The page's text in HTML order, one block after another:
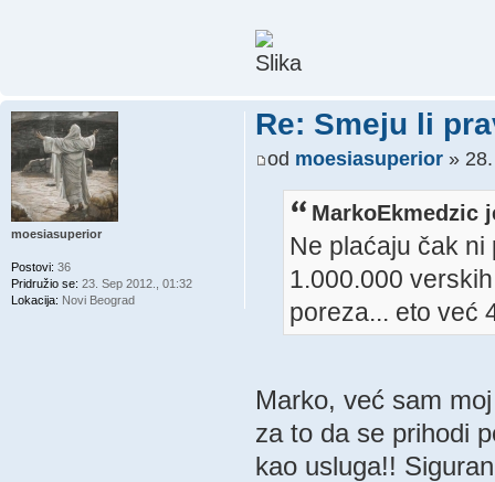
Re: Smeju li
od moesiasuperior» 28.
MarkoEkmedzic
Ne plaćaju čak
1.000.000
poreza... eto već
Marko, već sam
za to da se prihodi
kao usluga!!
moesiasuperior
Postovi: 36
Pridružio se: 23. Sep 2012., 01:32
Lokacija: Novi Beograd